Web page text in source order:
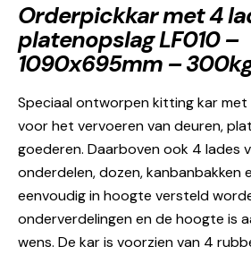
Orderpickkar met 4
platenopslag LF010 –
1090x695mm –
Speciaal ontworpen kitting kar
voor het vervoeren van deuren,
goederen. Daarboven ook 4 lades
onderdelen, dozen, kanbanbakken
eenvoudig in hoogte versteld
onderverdelingen en de hoogte is
wens. De kar is voorzien van 4